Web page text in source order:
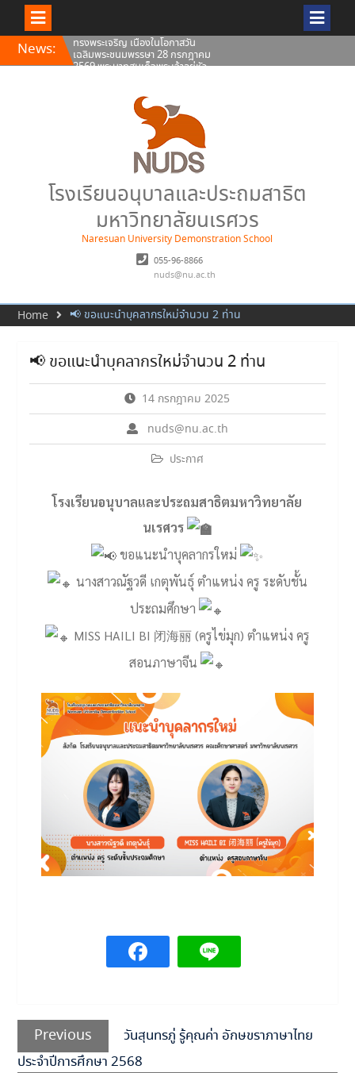
Skip
content
News:
ทรงพระเจริญ เนื่องในโอกาสวัน
เฉลิมพระชนมพรรษา 28 กรกฎาคม
2569 พระบาทสมเด็จพระเจ้าอยู่หัว
กิจกรรมวันสุนทรภู่ รู้คุณค่า อักษข
ขอแสดงความเสียใจและขอแสดง
ความไว้อาลัยอย่างสุดซึ้ง จาก
เหตุการณ์สะเทือนใจ ในโรงเรียน
เทพศิรินทร์ นนทบุรี🕊️
โรงเรียนอนุบาลและประถมสาธิต
มหาวิทยาลัยนเรศวร
Naresuan University Demonstration School
055-96-8866
nuds@nu.ac.th
Home 📢 ขอแนะนำบุคลากรใหม่จำนวน 2 ท่าน
📢 ขอแนะนำบุคลากรใหม่จำนวน 2 ท่าน
14 กรกฎาคม 2025
nuds@nu.ac.th
ประกาศ
โรงเรียนอนุบาลและประถมสาธิตมหาวิทยาลัย
นเรศวร
ขอแนะนำบุคลากรใหม่
นางสาวณัฐวดี เกตุพันธุ์ ตำแหน่ง ครู ระดับชั้น
ประถมศึกษา
MISS HAILI BI 闭海丽 (ครูไข่มุก) ตำแหน่ง ครู
สอนภาษาจีน
เรื่อง
Previous
Previous
post:
วันสุนทรภู่ รู้คุณค่า อักษขราภาษาไทย
ประจำปีการศึกษา 2568